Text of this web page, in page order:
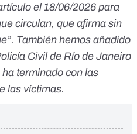
el 18/06/2026 para
circulan, que afirma sin
También hemos añadido
Civil de Río de Janeiro
terminado con las
las víctimas.